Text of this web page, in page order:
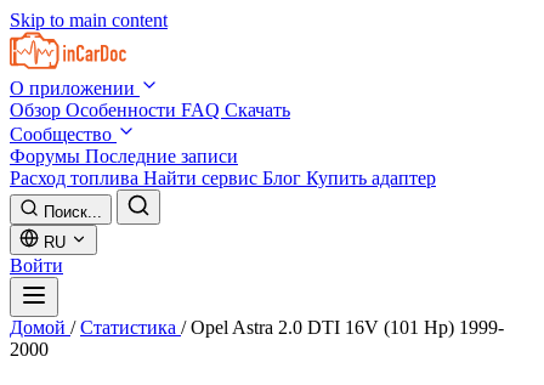
Skip to main content
О приложении
Обзор Особенности FAQ Скачать
Сообщество
Форумы Последние записи
Расход топлива Найти сервис Блог Купить адаптер
Поиск...
RU
Войти
Домой / Статистика / Opel Astra 2.0 DTI 16V (101 Hp) 1999-
2000